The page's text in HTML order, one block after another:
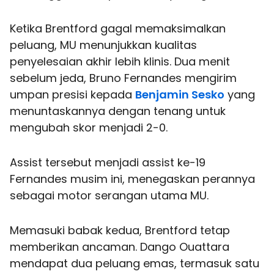
Ketika Brentford gagal memaksimalkan
peluang, MU menunjukkan kualitas
penyelesaian akhir lebih klinis. Dua menit
sebelum jeda, Bruno Fernandes mengirim
umpan presisi kepada Benjamin Sesko yang
menuntaskannya dengan tenang untuk
mengubah skor menjadi 2-0.
Assist tersebut menjadi assist ke-19
Fernandes musim ini, menegaskan perannya
sebagai motor serangan utama MU.
Memasuki babak kedua, Brentford tetap
memberikan ancaman. Dango Ouattara
mendapat dua peluang emas, termasuk satu